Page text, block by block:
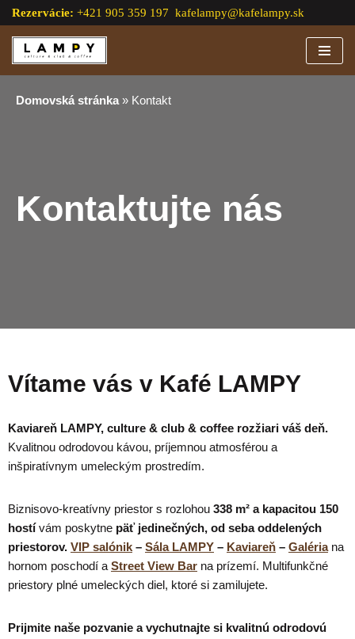
Preskočiť
na
Rezervácie: +421 905 359 197 kafelampy@kafelampy.sk
Domovská stránka » Kontakt
Kontaktujte nás
Vítame vás v Kafé LAMPY
Kaviareň LAMPY, culture & club & coffee rozžiari váš deň.
Kvalitnou odrodovou kávou, príjemnou atmosférou a
inšpiratívnym umeleckým prostredím.
Biznisovo-kreatívny priestor s rozlohou 338 m² a kapacitou 150
hostívám poskytne päť jedinečných, od seba oddelených
priestorov. VIP salónik – Sála LAMPY – Kaviareň – Galériana
hornom poschodí a Street View Bar na prízemí. Multifunkčné
priestory plné umeleckých diel, ktoré si zamilujete.
Prijmite naše pozvanie a vychutnajte si kvalitnú odrodovú